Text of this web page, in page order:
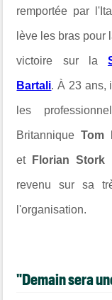
remportée par
lève les bras pour
victoire sur la
Bartali.À 23 ans,
les
BritanniqueTom
et Florian Stork
revenu sur sa
l'organisation.
"Demain sera